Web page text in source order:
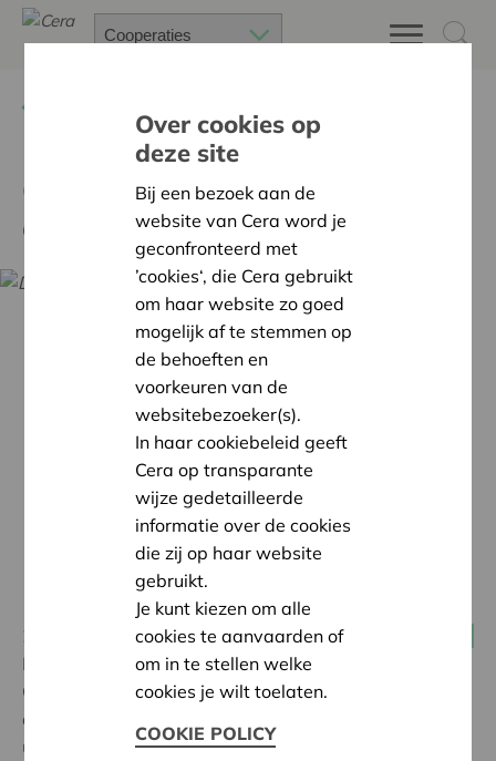
Coöperatie in opdracht van
coöperatie
25 maart 2026 Werkerscoöperaties
Met de officiële opening van cohousing De Wasserij in
Oud-Berchem is een nieuw woonproject opgeleverd
dat architecturale ambitie koppelt aan een
uitgesproken coöperatief woonmodel. Het project
Over cookies op
deze site
Bij een bezoek aan de
website van Cera word je
geconfronteerd met
’cookies‘, die Cera gebruikt
om haar website zo goed
mogelijk af te stemmen op
de behoeften en
voorkeuren van de
websitebezoeker(s).
In haar cookiebeleid geeft
Cera op transparante
wijze gedetailleerde
informatie over de cookies
die zij op haar website
gebruikt.
Je kunt kiezen om alle
cookies te aanvaarden of
om in te stellen welke
cookies je wilt toelaten.
COOKIE POLICY